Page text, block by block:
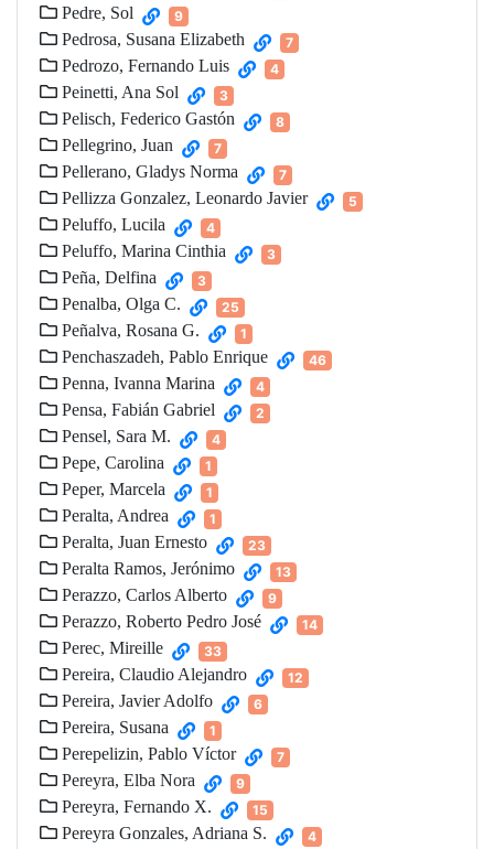
Pedre, Sol 9
Pedrosa, Susana Elizabeth 7
Pedrozo, Fernando Luis 4
Peinetti, Ana Sol 3
Pelisch, Federico Gastón 8
Pellegrino, Juan 7
Pellerano, Gladys Norma 7
Pellizza Gonzalez, Leonardo Javier 5
Peluffo, Lucila 4
Peluffo, Marina Cinthia 3
Peña, Delfina 3
Penalba, Olga C. 25
Peñalva, Rosana G. 1
Penchaszadeh, Pablo Enrique 46
Penna, Ivanna Marina 4
Pensa, Fabián Gabriel 2
Pensel, Sara M. 4
Pepe, Carolina 1
Peper, Marcela 1
Peralta, Andrea 1
Peralta, Juan Ernesto 23
Peralta Ramos, Jerónimo 13
Perazzo, Carlos Alberto 9
Perazzo, Roberto Pedro José 14
Perec, Mireille 33
Pereira, Claudio Alejandro 12
Pereira, Javier Adolfo 6
Pereira, Susana 1
Perepelizin, Pablo Víctor 7
Pereyra, Elba Nora 9
Pereyra, Fernando X. 15
Pereyra Gonzales, Adriana S. 4